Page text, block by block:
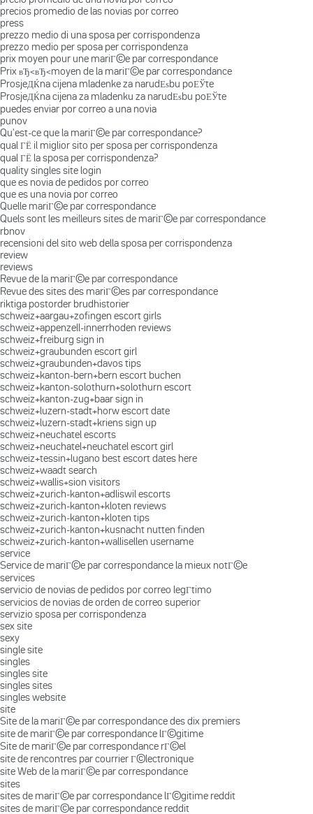
precios promedio de las novias por correo
press
prezzo medio di una sposa per corrispondenza
prezzo medio per sposa per corrispondenza
prix moyen pour une mariГ©e par correspondance
Prix вЂ‹вЂ‹moyen de la mariГ©e par correspondance
ProsjeДЌna cijena mladenke za narudЕѕbu poЕЎte
ProsjeДЌna cijena za mladenku za narudЕѕbu poЕЎte
puedes enviar por correo a una novia
punov
Qu'est-ce que la mariГ©e par correspondance?
qual ГЁ il miglior sito per sposa per corrispondenza
qual ГЁ la sposa per corrispondenza?
quality singles site login
que es novia de pedidos por correo
que es una novia por correo
Quelle mariГ©e par correspondance
Quels sont les meilleurs sites de mariГ©e par correspondance
rbnov
recensioni del sito web della sposa per corrispondenza
review
reviews
Revue de la mariГ©e par correspondance
Revue des sites des mariГ©es par correspondance
riktiga postorder brudhistorier
schweiz+aargau+zofingen escort girls
schweiz+appenzell-innerrhoden reviews
schweiz+freiburg sign in
schweiz+graubunden escort girl
schweiz+graubunden+davos tips
schweiz+kanton-bern+bern escort buchen
schweiz+kanton-solothurn+solothurn escort
schweiz+kanton-zug+baar sign in
schweiz+luzern-stadt+horw escort date
schweiz+luzern-stadt+kriens sign up
schweiz+neuchatel escorts
schweiz+neuchatel+neuchatel escort girl
schweiz+tessin+lugano best escort dates here
schweiz+waadt search
schweiz+wallis+sion visitors
schweiz+zurich-kanton+adliswil escorts
schweiz+zurich-kanton+kloten reviews
schweiz+zurich-kanton+kloten tips
schweiz+zurich-kanton+kusnacht nutten finden
schweiz+zurich-kanton+wallisellen username
service
Service de mariГ©e par correspondance la mieux notГ©e
services
servicio de novias de pedidos por correo legГ­timo
servicios de novias de orden de correo superior
servizio sposa per corrispondenza
sex site
sexy
single site
singles
singles site
singles sites
singles website
site
Site de la mariГ©e par correspondance des dix premiers
site de mariГ©e par correspondance lГ©gitime
Site de mariГ©e par correspondance rГ©el
site de rencontres par courrier Г©lectronique
site Web de la mariГ©e par correspondance
sites
sites de mariГ©e par correspondance lГ©gitime reddit
sites de mariГ©e par correspondance reddit